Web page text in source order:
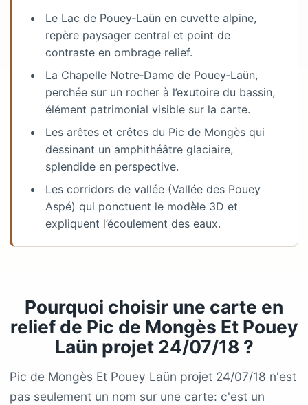
Le Lac de Pouey‑Laün en cuvette alpine,
repère paysager central et point de
contraste en ombrage relief.
La Chapelle Notre‑Dame de Pouey‑Laün,
perchée sur un rocher à l’exutoire du bassin,
élément patrimonial visible sur la carte.
Les arêtes et crêtes du Pic de Mongès qui
dessinant un amphithéâtre glaciaire,
splendide en perspective.
Les corridors de vallée (Vallée des Pouey
Aspé) qui ponctuent le modèle 3D et
expliquent l’écoulement des eaux.
Pourquoi choisir une carte en
relief de Pic de Mongès Et Pouey
Laün projet 24/07/18 ?
Pic de Mongès Et Pouey Laün projet 24/07/18 n'est
pas seulement un nom sur une carte: c'est un